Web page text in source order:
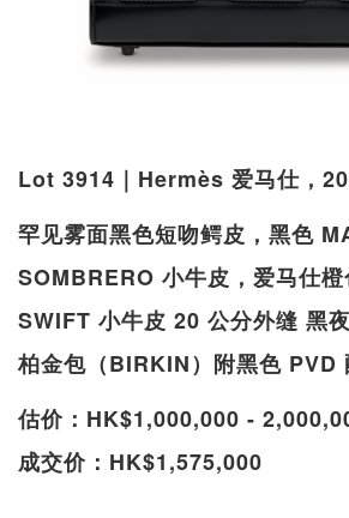
Lot 3914｜Hermès 爱马仕，
罕见雾面黑色短吻鳄皮，黑色
SOMBRERO 小牛皮，爱马仕
SWIFT 小牛皮 20 公分外缝 黑
柏金包（BIRKIN）附黑色 PVD
估价：HK$1,000,000 -
成交价：HK$1,575,000